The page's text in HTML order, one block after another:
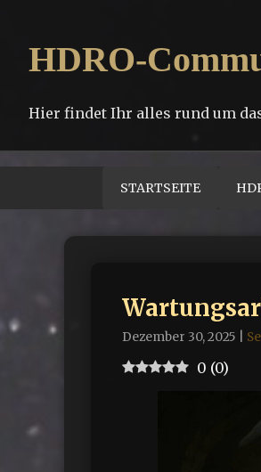
HDRO-
Hier findet Ihr alles rund um
STARTSEITE
Dezember 30, 2025
0 (0)